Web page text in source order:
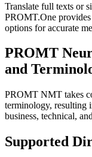
Translate full texts or
PROMT.One
options for accurate
PROMT
and
PROMT NMT takes
terminology, resulting
business, technical,
Supported